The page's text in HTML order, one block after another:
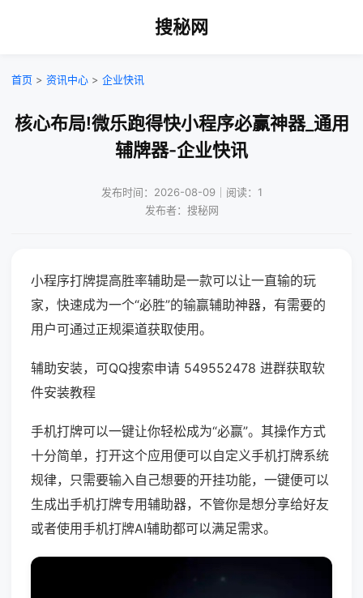
搜秘网
首页 > 资讯中心 > 企业快讯
核心布局!微乐跑得快小程序必赢神器_通用
辅牌器-企业快讯
发布时间：2026-08-09｜阅读：1
发布者：搜秘网
小程序打牌提高胜率辅助是一款可以让一直输的玩
家，快速成为一个“必胜”的输赢辅助神器，有需要的
用户可通过正规渠道获取使用。
辅助安装，可QQ搜索申请 549552478 进群获取软
件安装教程
手机打牌可以一键让你轻松成为“必赢”。其操作方式
十分简单，打开这个应用便可以自定义手机打牌系统
规律，只需要输入自己想要的开挂功能，一键便可以
生成出手机打牌专用辅助器，不管你是想分享给好友
或者使用手机打牌AI辅助都可以满足需求。